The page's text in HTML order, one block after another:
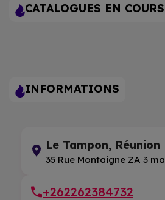
CATALOGUES EN COURS
INFORMATIONS
Le Tampon, Réunion
35 Rue Montaigne ZA 3
+262262384732